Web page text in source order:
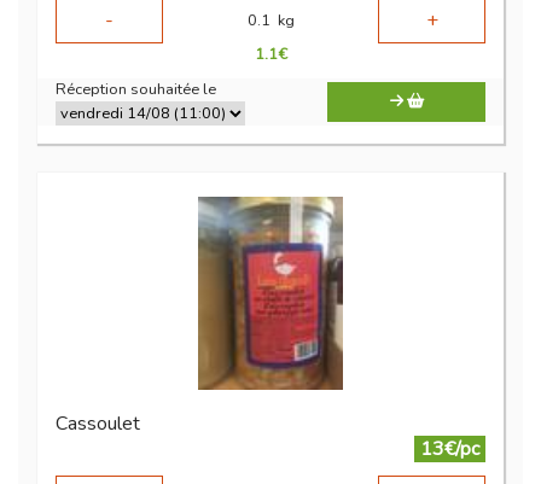
-
0.1 kg +
1.1€
Réception souhaitée le
Cassoulet
13€/pc